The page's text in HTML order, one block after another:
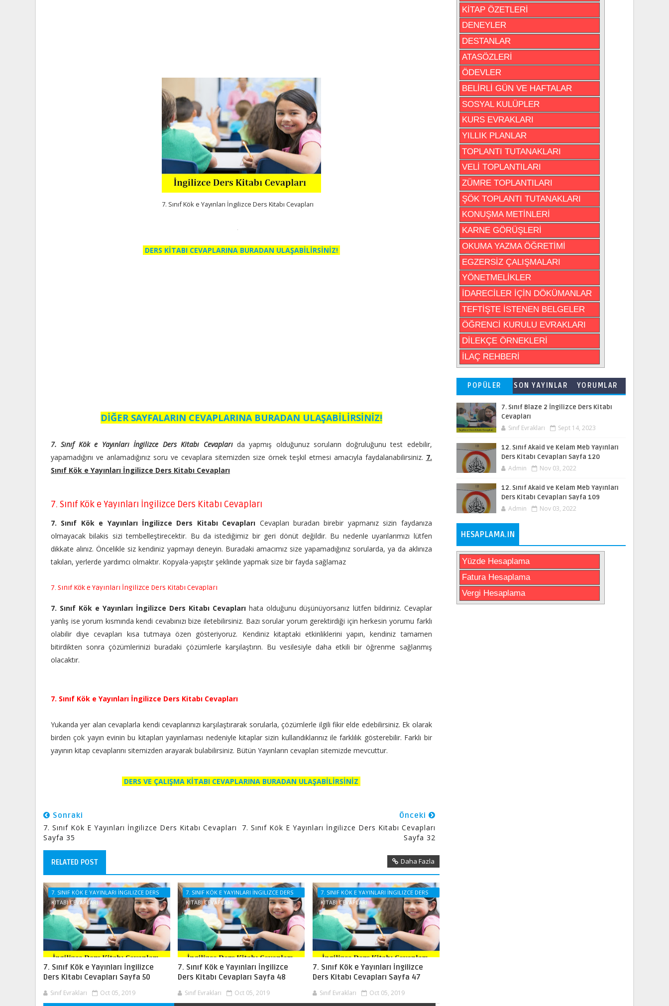
7. Sınıf Kök e Yayınları İngilizce Ders Kitabı Cevapları
DERS KİTABI CEVAPLARINA BURADAN ULAŞABİLİRSİNİZ!
DİĞER SAYFALARIN CEVAPLARINA BURADAN ULAŞABİLİRSİNİZ!
7. Sınıf Kök e Yayınları İngilizce Ders Kitabı Cevapları da yapmış olduğunuz soruların doğruluğunu test edebilir,
yapamadığını ve anlamadığınız soru ve cevaplara sitemizden size örnek teşkil etmesi amacıyla faydalanabilirsiniz. 7.
Sınıf Kök e Yayınları İngilizce Ders Kitabı Cevapları
7. Sınıf Kök e Yayınları İngilizce Ders Kitabı Cevapları
7. Sınıf Kök e Yayınları İngilizce Ders Kitabı Cevapları Cevapları buradan birebir yapmanız sizin faydanıza
olmayacak bilakis sizi tembelleştirecektir. Bu da istediğimiz bir geri dönüt değildir. Bu nedenle uyarılarımızı lütfen
dikkate alınız. Öncelikle siz kendiniz yapmayı deneyin. Buradaki amacımız size yapamadığınız sorularda, ya da aklınıza
takılan, yerlerde yardımcı olmaktır. Kopyala-yapıştır şeklinde yapmak size bir fayda sağlamaz
7. Sınıf Kök e Yayınları İngilizce Ders Kitabı Cevapları
7. Sınıf Kök e Yayınları İngilizce Ders Kitabı Cevapları hata olduğunu düşünüyorsanız lütfen bildiriniz. Cevaplar
yanlış ise yorum kısmında kendi cevabınızı bize iletebilirsiniz. Bazı sorular yorum gerektirdiği için herkesin yorumu farklı
olabilir diye cevapları kısa tutmaya özen gösteriyoruz. Kendiniz kitaptaki etkinliklerini yapın, kendiniz tamamen
bitirdikten sonra çözümlerinizi buradaki çözümlerle karşılaştırın. Bu vesilesiyle daha etkili bir öğrenme sağlanmış
olacaktır.
7. Sınıf Kök e Yayınları İngilizce Ders Kitabı Cevapları
Yukarıda yer alan cevaplarla kendi cevaplarınızı karşılaştırarak sorularla, çözümlerle ilgili fikir elde edebilirsiniz. Ek olarak
birden çok yayın evinin bu kitapları yayınlaması nedeniyle kitaplar sizin kullandıklarınız ile farklılık gösterebilir. Farklı bir
yayının kitap cevaplarını sitemizden arayarak bulabilirsiniz. Bütün Yayınların cevapları sitemizde mevcuttur.
DERS VE ÇALIŞMA KİTABI CEVAPLARINA BURADAN ULAŞABİLİRSİNİZ
Sonraki
7. Sınıf Kök E Yayınları İngilizce Ders Kitabı Cevapları
Sayfa 35
Önceki
7. Sınıf Kök E Yayınları İngilizce Ders Kitabı Cevapları
Sayfa 32
RELATED POST Daha Fazla
7. SINIF KÖK E YAYINLARI İNGILIZCE DERS
KITABI CEVAPLARI
7. Sınıf Kök e Yayınları İngilizce
Ders Kitabı Cevapları Sayfa 50
Sınıf Evrakları Oct 05, 2019
7. SINIF KÖK E YAYINLARI İNGILIZCE DERS
KITABI CEVAPLARI
7. Sınıf Kök e Yayınları İngilizce
Ders Kitabı Cevapları Sayfa 48
Sınıf Evrakları Oct 05, 2019
7. SINIF KÖK E YAYINLARI İNGILIZCE DERS
KITABI CEVAPLARI
7. Sınıf Kök e Yayınları İngilizce
Ders Kitabı Cevapları Sayfa 47
Sınıf Evrakları Oct 05, 2019
KİTAP ÖZETLERİ
DENEYLER
DESTANLAR
ATASÖZLERİ
ÖDEVLER
BELİRLİ GÜN VE HAFTALAR
SOSYAL KULÜPLER
KURS EVRAKLARI
YILLIK PLANLAR
TOPLANTI TUTANAKLARI
VELİ TOPLANTILARI
ZÜMRE TOPLANTILARI
ŞÖK TOPLANTI TUTANAKLARI
KONUŞMA METİNLERİ
KARNE GÖRÜŞLERİ
OKUMA YAZMA ÖĞRETİMİ
EGZERSİZ ÇALIŞMALARI
YÖNETMELİKLER
İDARECİLER İÇİN DÖKÜMANLAR
TEFTİŞTE İSTENEN BELGELER
ÖĞRENCİ KURULU EVRAKLARI
DİLEKÇE ÖRNEKLERİ
İLAÇ REHBERİ
POPÜLER SON YAYINLAR YORUMLAR
7. Sınıf Blaze 2 İngilizce Ders Kitabı
Cevapları
Sınıf Evrakları Sept 14, 2023
12. Sınıf Akaid ve Kelam Meb Yayınları
Ders Kitabı Cevapları Sayfa 120
Admin Nov 03, 2022
12. Sınıf Akaid ve Kelam Meb Yayınları
Ders Kitabı Cevapları Sayfa 109
Admin Nov 03, 2022
HESAPLAMA.IN
Yüzde Hesaplama
Fatura Hesaplama
Vergi Hesaplama